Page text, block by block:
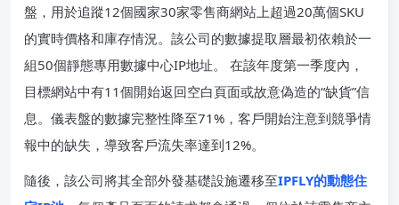
盤，用於追蹤12個國家30家零售商網站上超過20萬個SKU
的實時價格和庫存情況。該公司的數據提取層最初依賴於一
組50個靜態專用數據中心IP地址。 在該年度第一季度內，
目標網站中有11個開始返回空白頁面或故意偽造的“缺貨”信
息。儀表盤的數據完整性降至71%，客戶開始注意到競爭情
報中的缺失，導致客戶流失率達到12%。
隨後，該公司將其全部外發基礎設施遷移至IPFLY的動態住